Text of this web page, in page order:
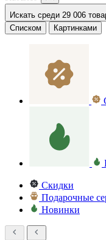
Искать среди 29 006
Списком
Картинками
Скидки
Подарочные
Новинки